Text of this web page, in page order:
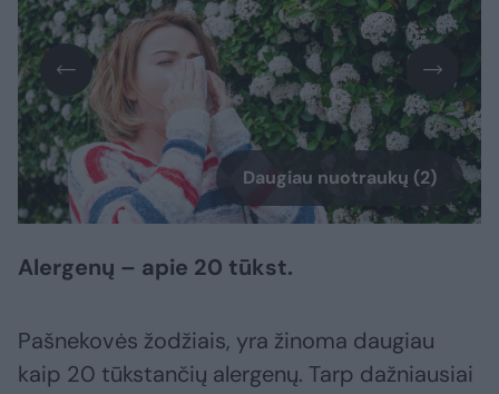
Daugiau nuotraukų (2)
Alergenų – apie 20 tūkst.
Pašnekovės žodžiais, yra žinoma daugiau
kaip 20 tūkstančių alergenų. Tarp dažniausiai